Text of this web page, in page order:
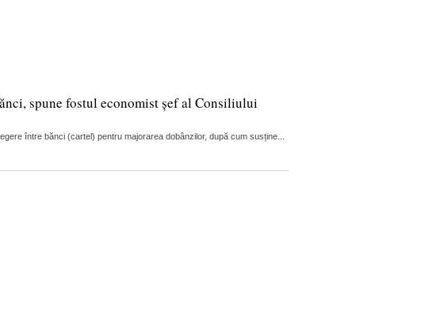
spune fostul economist șef al Consiliului
între bănci (cartel) pentru majorarea dobânzilor, după cum susține...